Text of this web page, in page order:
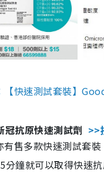
【快速測試套裝】
抗原快速測試劑 >>
有售多款快速測試套
分鐘就可以取得快速